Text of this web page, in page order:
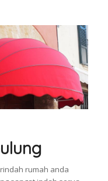
rumah anda